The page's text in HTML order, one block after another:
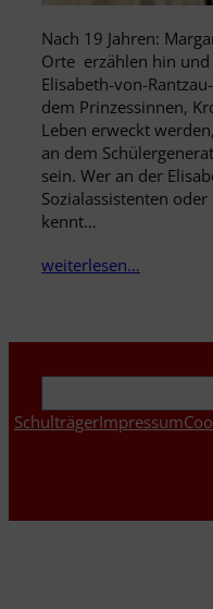
Nach 19 Jahren:
Orte erzählen hin
Elisabeth-von-
dem Prinzessinnen,
Leben erweckt
an dem
sein. Wer an der
Sozialassistenten
kennt…
weiterlesen…
SchulträgerImpressum